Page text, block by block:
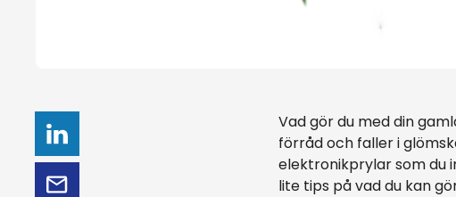
Vad gör du med din
förråd och faller i
elektronikprylar som du
lite tips på vad du kan